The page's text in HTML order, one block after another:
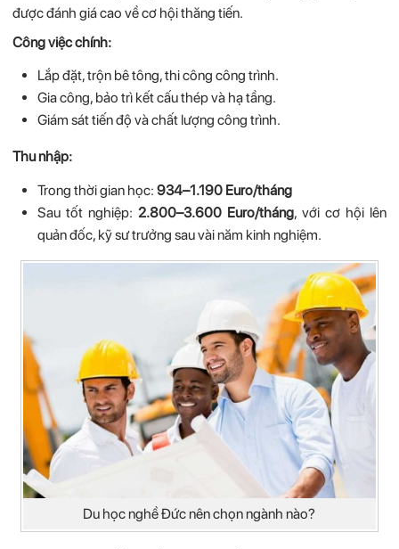
được đánh giá cao về cơ hội thăng tiến.
Công việc chính:
Lắp đặt, trộn bê tông, thi công công trình.
Gia công, bảo trì kết cấu thép và hạ tầng.
Giám sát tiến độ và chất lượng công trình.
Thu nhập:
Trong thời gian học: 934–1.190 Euro/tháng
Sau tốt nghiệp: 2.800–3.600 Euro/tháng, với cơ hội lên
quản đốc, kỹ sư trưởng sau vài năm kinh nghiệm.
Du học nghề Đức nên chọn ngành nào?